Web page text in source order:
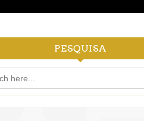
PESQUISA